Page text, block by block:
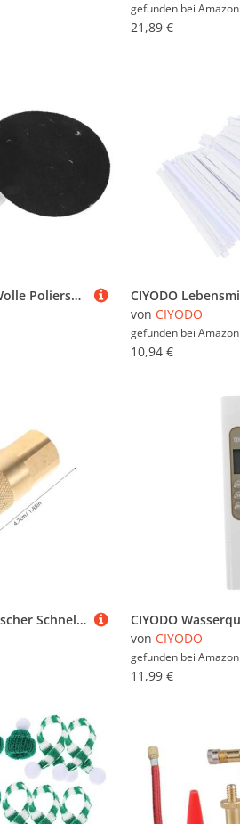
gefunden bei Amazon
21,89 €
CIYODO 2stücke Wolle Polierscheibe Selbstklebende Polierscheiben Für Auto Holz Stein Ersatz-wollpolierpads Für Winkelschleifer Polierpads Für Bohrmaschinen Und Doppelschleifmaschinen
von CIYODO
gefunden bei Amazon
10,94 €
CIYODO Pneumatischer Schnellkupplungsschlauch Innengewinde Messing Schnellverbinder für Industrie Kfz reparatur und Heimwerker mit Hoher Verschleißfestigkeit und Langlebiger Bauweise
von CIYODO
gefunden bei Amazon
11,99 €